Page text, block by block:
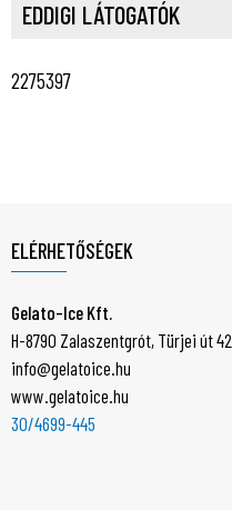
EDDIGI LÁTOGATÓK
2275397
ELÉRHETŐSÉGEK
Gelato-Ice Kft.
H-8790 Zalaszentgrót, Türjei út 42.
info@gelatoice.hu
www.gelatoice.hu
30/4699-445